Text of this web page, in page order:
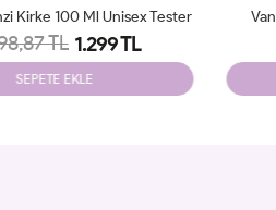
Tom Ford 100 Ml Tester
TL 1.299 TL
SEPETE EKLE